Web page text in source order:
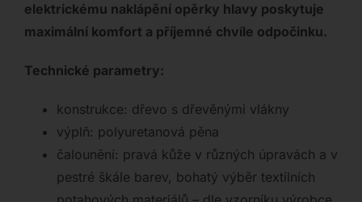
elektrickému naklápění opěrky hlavy poskytuje
maximální komfort a příjemné chvíle odpočinku.
Technické parametry:
konstrukce: dřevo s dřevěnými vlákny
výplň: polyuretanová pěna
čalounění: pravá kůže v různých úpravách a v
pestré škále barev, bohatý výběr textilních